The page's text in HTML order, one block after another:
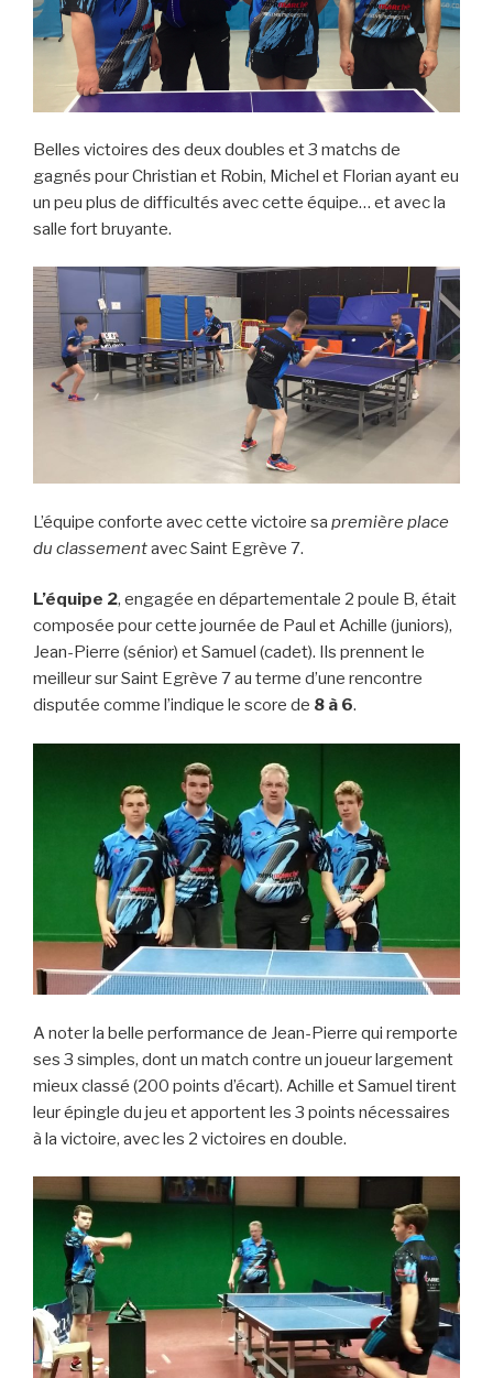
Belles victoires des deux doubles et 3 matchs de
gagnés pour Christian et Robin, Michel et Florian ayant eu
un peu plus de difficultés avec cette équipe… et avec la
salle fort bruyante.
L’équipe conforte avec cette victoire sa première place
du classementavec Saint Egrève 7.
L’équipe 2, engagée en départementale 2 poule B, était
composée pour cette journée de Paul et Achille (juniors),
Jean-Pierre (sénior) et Samuel (cadet). Ils prennent le
meilleur sur Saint Egrève 7 au terme d’une rencontre
disputée comme l’indique le score de 8 à 6.
A noter la belle performance de Jean-Pierre qui remporte
ses 3 simples, dont un match contre un joueur largement
mieux classé (200 points d’écart). Achille et Samuel tirent
leur épingle du jeu et apportent les 3 points nécessaires
à la victoire, avec les 2 victoires en double.